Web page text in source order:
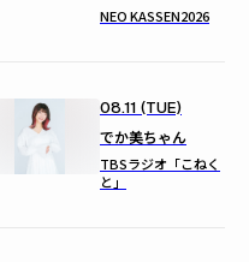
NEO KASSEN2026
08.11 (TUE)
でか美ちゃん
TBSラジオ「こねく
と」